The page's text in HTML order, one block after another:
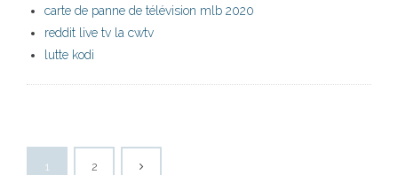
carte de panne de télévision mlb 2020
reddit live tv la cwtv
lutte kodi
1 2